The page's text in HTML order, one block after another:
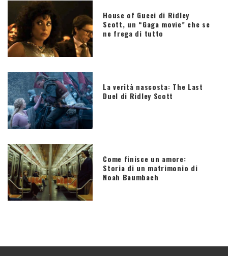
House of Gucci di Ridley
Scott, un “Gaga movie” che se
ne frega di tutto
La verità nascosta: The Last
Duel di Ridley Scott
Come finisce un amore:
Storia di un matrimonio di
Noah Baumbach